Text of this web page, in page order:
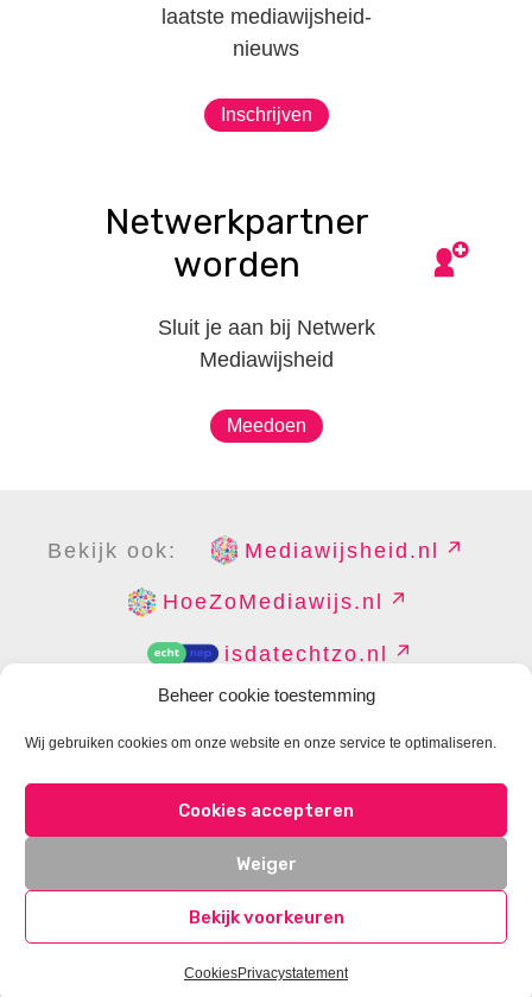
Beheer cookie toestemming
Wij gebruiken cookies om onze website en onze service te optimaliseren.
Cookies accepteren
Weiger
Bekijk voorkeuren
CookiesPrivacystatement
laatste mediawijsheid-
nieuws
Inschrijven
Netwerkpartner
worden
Sluit je aan bij Netwerk
Mediawijsheid
Meedoen
Bekijk ook: Mediawijsheid.nl
HoeZoMediawijs.nl
isdatechtzo.nl
DISCLAIMER PRIVACY
CONTACT
COOKIES BEHEREN